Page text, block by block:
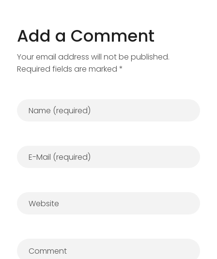
Add a Comment
Your email address will not be published.
Required fields are marked *